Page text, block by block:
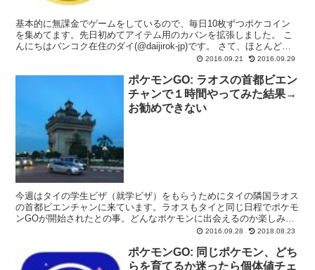
基本的に無課金でゲームをしているので、毎日10枚ずつポケコイン
を集めてます。先日初めてアイテム用のカバンを拡張しました。 こ
んにちはバンコク在住のダイ(@daijirok-jp)です。 さて、ほとんどの
2016.09.21 2016.09.29
ポケモンGO: ラオスの首都ビエン
チャンで１時間やってみた結果→
お勧めできない
今週はタイの学生ビザ（就学ビザ）をもらうためにタイの隣国ラオス
の首都ビエンチャンに来ています。ラオスもタイと同じ日程でポケモ
ンGOが開始されたとの事。どんなポケモンに出会えるのか楽しみで
す。 こんにちはバンコク在住のダイ(@daijirok...2016.09.28 2018.08.23
ポケモンGO: 同じポケモン、どち
らを育てるか迷ったら個体値チェ